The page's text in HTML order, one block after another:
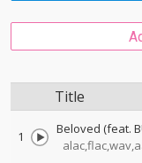
Title
1 Beloved (feat.